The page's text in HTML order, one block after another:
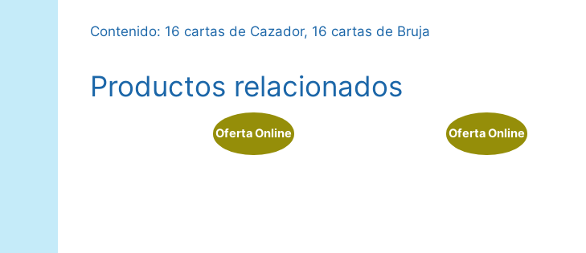
Contenido: 16 cartas de Cazador, 16 cartas de Bruja
Productos relacionados
Oferta Online Oferta Online